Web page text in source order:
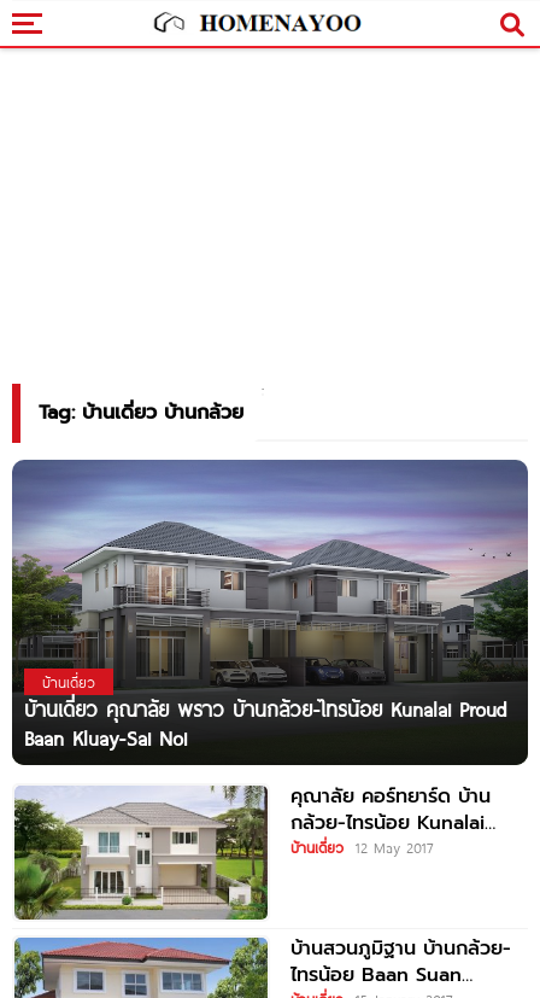
Tag: บ้านเดี่ยว บ้านกล้วย
บ้านเดี่ยว
บ้านเดี่ยว คุณาลัย พราว บ้านกล้วย-ไทรน้อย Kunalai Proud
Baan Kluay-Sai Noi
คุณาลัย คอร์ทยาร์ด บ้าน
กล้วย-ไทรน้อย Kunalai
Courtyard Baankluay-
บ้านเดี่ยว 12 May 2017
บ้านสวนภูมิฐาน บ้านกล้วย-
ไทรน้อย Baan Suan